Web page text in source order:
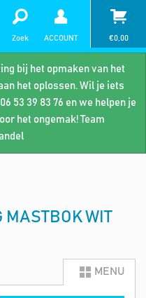
bij het opmaken van het
het oplossen. Wil je iets
53 39 83 76 en we helpen je
het ongemak! Team
Zoek ACCOUNT €0,00
MASTBOK WIT
MENU